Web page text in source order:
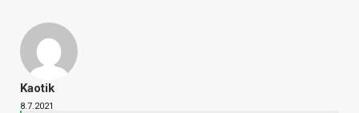
Kaotik
8.7.2021